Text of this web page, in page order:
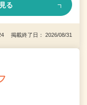
る
掲載終了日： 2026/08/31